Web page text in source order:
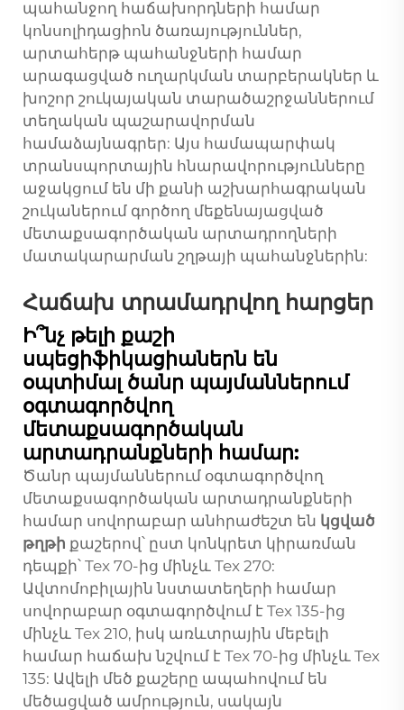
պահանջող հաճախորդների համար
կոնսոլիդացիոն ծառայություններ,
արտահերթ պահանջների համար
արագացված ուղարկման տարբերակներ և
խոշոր շուկայական տարածաշրջաններում
տեղական պաշարավորման
համաձայնագրեր: Այս համապարփակ
տրանսպորտային հնարավորությունները
աջակցում են մի քանի աշխարհագրական
շուկաներում գործող մեքենայացված
մետաքսագործական արտադրողների
մատակարարման շղթայի պահանջներին:
Հաճախ տրամադրվող հարցեր
Ի՞նչ թելի քաշի
սպեցիֆիկացիաներն են
օպտիմալ ծանր պայմաններում
օգտագործվող
մետաքսագործական
արտադրանքների համար:
Ծանր պայմաններում օգտագործվող
մետաքսագործական արտադրանքների
համար սովորաբար անհրաժեշտ են կցված
թղթի քաշերով՝ ըստ կոնկրետ կիրառման
դեպքի՝ Tex 70-ից մինչև Tex 270:
Ավտոմոբիլային նստատեղերի համար
սովորաբար օգտագործվում է Tex 135-ից
մինչև Tex 210, իսկ առևտրային մեբելի
համար հաճախ նշվում է Tex 70-ից մինչև Tex
135: Ավելի մեծ քաշերը ապահովում են
մեծացված ամրություն, սակայն